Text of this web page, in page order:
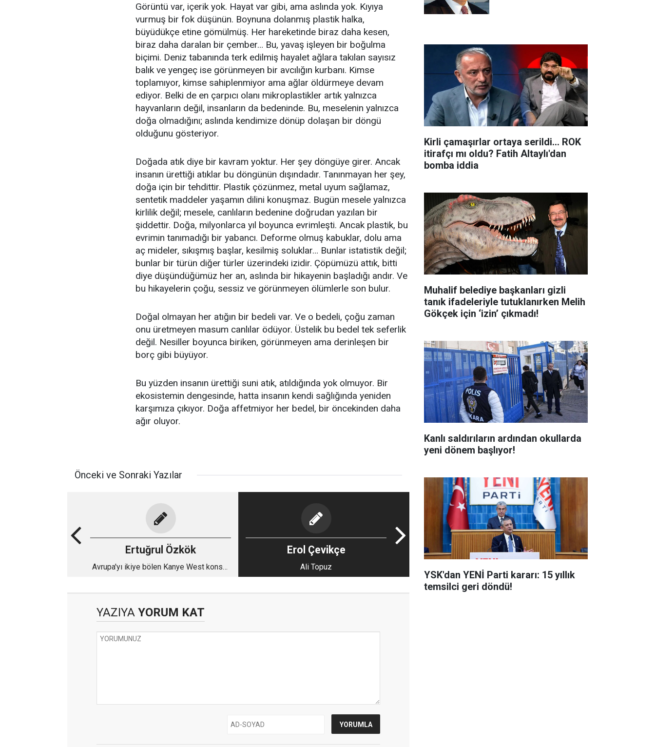
Görüntü var, içerik yok. Hayat var gibi, ama aslında yok. Kıyıya
vurmuş bir fok düşünün. Boynuna dolanmış plastik halka,
büyüdükçe etine gömülmüş. Her hareketinde biraz daha kesen,
biraz daha daralan bir çember… Bu, yavaş işleyen bir boğulma
biçimi. Deniz tabanında terk edilmiş hayalet ağlara takılan sayısız
balık ve yengeç ise görünmeyen bir avcılığın kurbanı. Kimse
toplamıyor, kimse sahiplenmiyor ama ağlar öldürmeye devam
ediyor. Belki de en çarpıcı olanı mikroplastikler artık yalnızca
hayvanların değil, insanların da bedeninde. Bu, meselenin yalnızca
doğa olmadığını; aslında kendimize dönüp dolaşan bir döngü
olduğunu gösteriyor.
Doğada atık diye bir kavram yoktur. Her şey döngüye girer. Ancak
insanın ürettiği atıklar bu döngünün dışındadır. Tanınmayan her şey,
doğa için bir tehdittir. Plastik çözünmez, metal uyum sağlamaz,
sentetik maddeler yaşamın dilini konuşmaz. Bugün mesele yalnızca
kirlilik değil; mesele, canlıların bedenine doğrudan yazılan bir
şiddettir. Doğa, milyonlarca yıl boyunca evrimleşti. Ancak plastik, bu
evrimin tanımadığı bir yabancı. Deforme olmuş kabuklar, dolu ama
aç mideler, sıkışmış başlar, kesilmiş soluklar… Bunlar istatistik değil;
bunlar bir türün diğer türler üzerindeki izidir. Çöpümüzü attık, bitti
diye düşündüğümüz her an, aslında bir hikayenin başladığı andır. Ve
bu hikayelerin çoğu, sessiz ve görünmeyen ölümlerle son bulur.
Doğal olmayan her atığın bir bedeli var. Ve o bedeli, çoğu zaman
onu üretmeyen masum canlılar ödüyor. Üstelik bu bedel tek seferlik
değil. Nesiller boyunca biriken, görünmeyen ama derinleşen bir
borç gibi büyüyor.
Bu yüzden insanın ürettiği suni atık, atıldığında yok olmuyor. Bir
ekosistemin dengesinde, hatta insanın kendi sağlığında yeniden
karşımıza çıkıyor. Doğa affetmiyor her bedel, bir öncekinden daha
ağır oluyor.
Önceki ve Sonraki Yazılar
Ertuğrul Özkök
Avrupa'yı ikiye bölen Kanye West konser
Erol Çevikçe
Ali Topuz
YAZIYA YORUM KAT
Kirli çamaşırlar ortaya serildi... ROK
itirafçı mı oldu? Fatih Altaylı'dan
bomba iddia
Muhalif belediye başkanları gizli
tanık ifadeleriyle tutuklanırken Melih
Gökçek için ‘izin’ çıkmadı!
Kanlı saldırıların ardından okullarda
yeni dönem başlıyor!
YSK'dan YENİ Parti kararı: 15 yıllık
temsilci geri döndü!